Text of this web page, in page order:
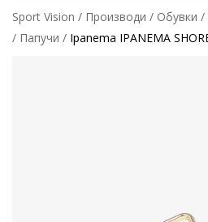
Sport Vision Производи Обувки
Папучи
Ipanema IPANEMA